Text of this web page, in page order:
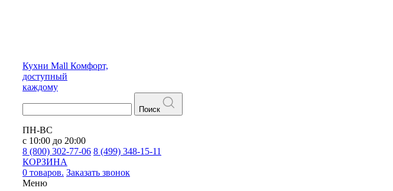
Кухни Mall Комфорт,
доступный
каждому
Поиск
ПН-ВС
с 10:00 до 20:00
8 (800) 302-77-06 8 (499) 348-15-11
КОРЗИНА
0 товаров. Заказать звонок
Меню